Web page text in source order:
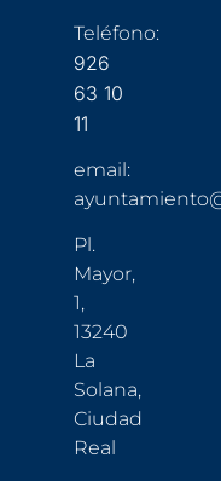
Teléfono:
926
63 10
11
email:
Pl.
Mayor,
1,
13240
La
Solana,
Ciudad
Real